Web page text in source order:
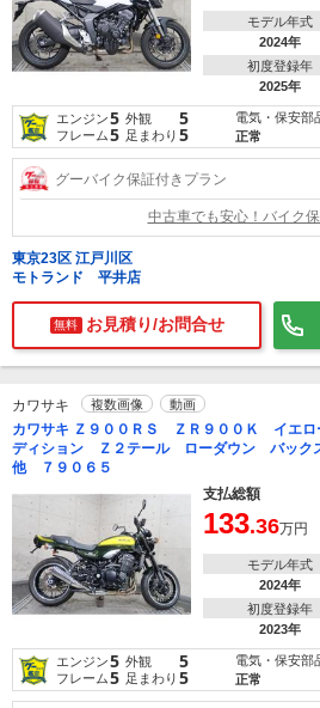
モデル年式
2024年
初度登録年
2025年
エンジン5 外観 5
フレーム5 足まわり 5
電気・保安部
正常
グーバイク保証付きプラン
中古車でも安心！バイク
東京23区 江戸川区
モトランド 平井店
無料 お見積り/お問合せ
カワサキ 複数画像 動画
カワサキ Ｚ９００ＲＳ ＺＲ９００Ｋ イエロ
ディション Ｚ２テール ローダウン バック
他 ７９０６５
支払総額
133.36万円
モデル年式
2024年
初度登録年
2023年
エンジン5 外観 5
フレーム5 足まわり 5
電気・保安部
正常
型式(任意)
走行距離(任意)